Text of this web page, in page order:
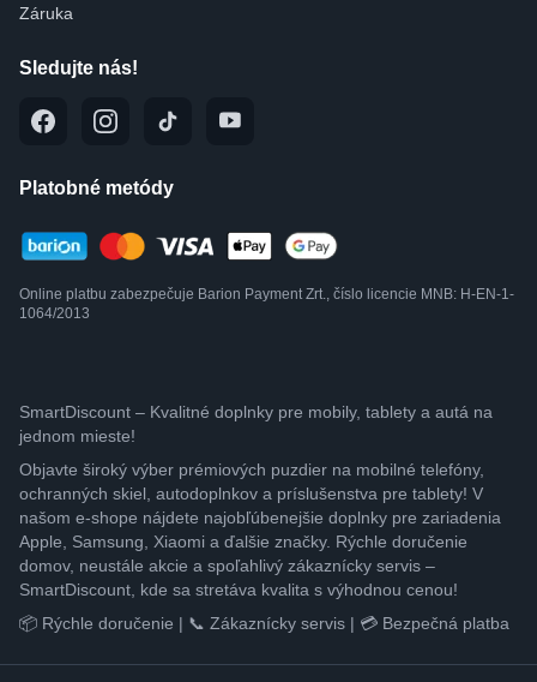
Záruka
Sledujte nás!
Platobné metódy
Online platbu zabezpečuje Barion Payment Zrt., číslo licencie MNB: H-EN-1-
1064/2013
SmartDiscount – Kvalitné doplnky pre mobily, tablety a autá na
jednom mieste!
Objavte široký výber prémiových puzdier na mobilné telefóny,
ochranných skiel, autodoplnkov a príslušenstva pre tablety! V
našom e-shope nájdete najobľúbenejšie doplnky pre zariadenia
Apple, Samsung, Xiaomi a ďalšie značky. Rýchle doručenie
domov, neustále akcie a spoľahlivý zákaznícky servis –
SmartDiscount, kde sa stretáva kvalita s výhodnou cenou!
📦 Rýchle doručenie | 📞 Zákaznícky servis | 💳 Bezpečná platba